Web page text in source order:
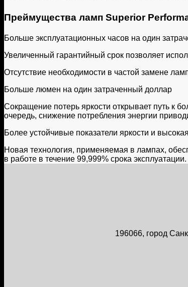
Преймущества ламп Superior
Больше эксплуатационных часов на один
Увеличенный гарантийный срок позволяет
Отсутствие необходимости в частой замене
Больше люмен на один затраченный доллар
Сокращение потерь яркости открывает путь к
очередь, снижение потребления энергии
Более устойчивые показатели яркости и
Новая технология, применяемая в лампах,
в работе в течение 99,999% срока эксплуатации.
196066, город